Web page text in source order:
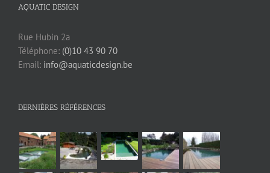
AQUATIC DESIGN
Rue Hubin 2a
Téléphone: (0)10 43 90 70
Email: info@aquaticdesign.be
DERNIÈRES RÉFÉRENCES